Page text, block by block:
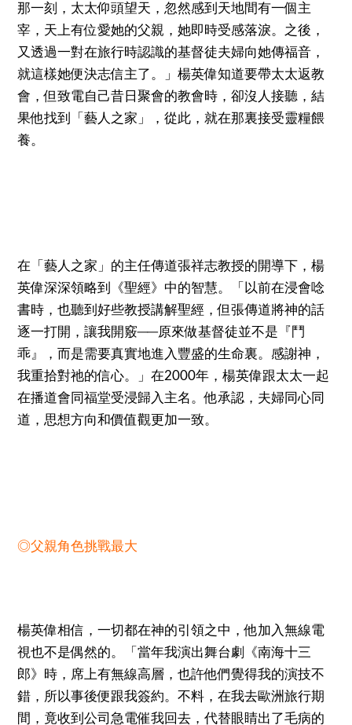
那一刻，太太仰頭望天，忽然感到天地間有一個主
宰，天上有位愛她的父親，她即時受感落淚。之後，
又透過一對在旅行時認識的基督徒夫婦向她傳福音，
就這樣她便決志信主了。」楊英偉知道要帶太太返教
會，但致電自己昔日聚會的教會時，卻沒人接聽，結
果他找到「藝人之家」，從此，就在那裏接受靈糧餵
養。
在「藝人之家」的主任傳道張祥志教授的開導下，楊
英偉深深領略到《聖經》中的智慧。「以前在浸會唸
書時，也聽到好些教授講解聖經，但張傳道將神的話
逐一打開，讓我開竅──原來做基督徒並不是『鬥
乖』，而是需要真實地進入豐盛的生命裏。感謝神，
我重拾對祂的信心。」在2000年，楊英偉跟太太一起
在播道會同福堂受浸歸入主名。他承認，夫婦同心同
道，思想方向和價值觀更加一致。
◎父親角色挑戰最大
楊英偉相信，一切都在神的引領之中，他加入無線電
視也不是偶然的。「當年我演出舞台劇《南海十三
郎》時，席上有無線高層，也許他們覺得我的演技不
錯，所以事後便跟我簽約。不料，在我去歐洲旅行期
間，竟收到公司急電催我回去，代替眼睛出了毛病的